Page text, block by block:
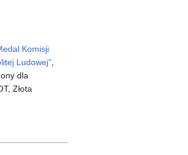
Komisji
Ludowej”
dla
Złota